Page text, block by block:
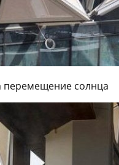
перемещение солнца